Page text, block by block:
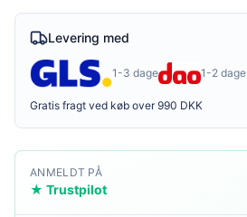
Levering med
1-3 dage 1-2 dage
Gratis fragt ved køb over 990 DKK
ANMELDT PÅ
★ Trustpilot